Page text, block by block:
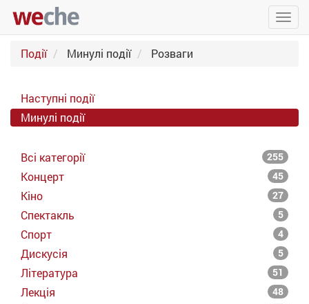
Події
Минулі події Розваги
Наступні події
Минулі події
Всі категорії 255
Концерт 45
Кіно 27
Спектакль 5
Спорт 4
Дискусія 5
Література 51
Лекція 48